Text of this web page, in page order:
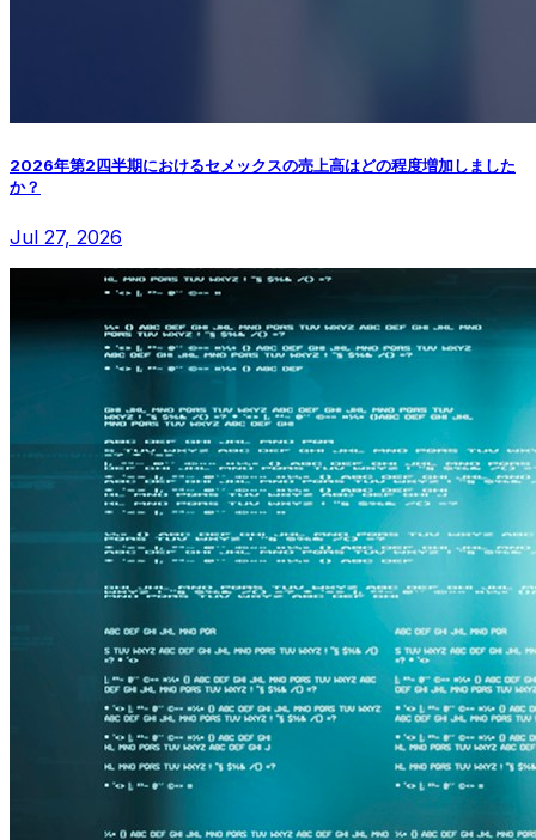
2026年第2四半期におけるセメックスの売上高はどの程度増加しました
か？
Jul 27, 2026